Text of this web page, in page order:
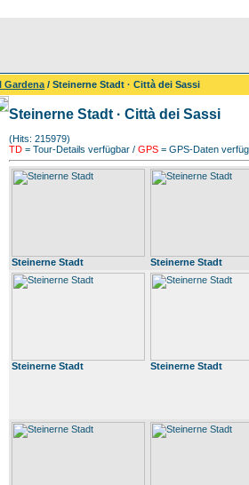
Gardena / Steinerne Stadt · Città dei Sassi
Steinerne Stadt · Città dei Sassi
(Hits: 215979)
TD = Tour-Details verfügbar / GPS = GPS-Daten
Steinerne Stadt Steinerne Stadt
Steinerne Stadt Steinerne Stadt